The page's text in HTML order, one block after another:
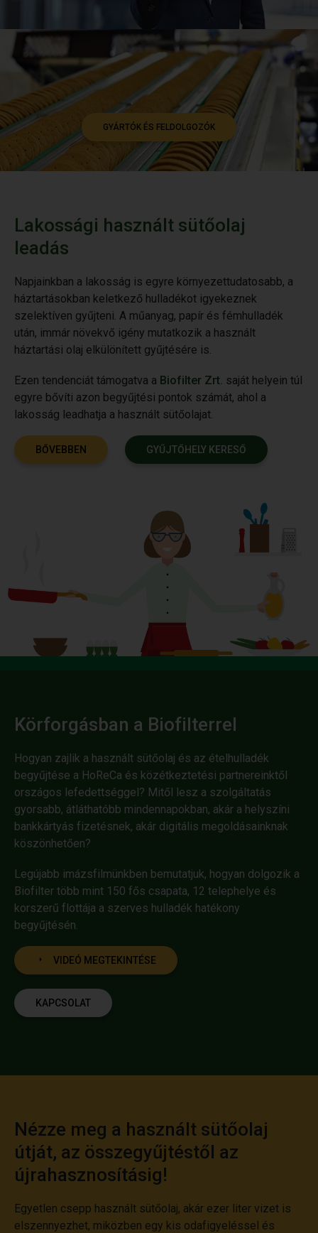
GYÁRTÓK ÉS FELDOLGOZÓK
Lakossági használt sütőolaj
leadás
Napjainkban a lakosság is egyre környezettudatosabb, a
háztartásokban keletkező hulladékot igyekeznek
szelektíven gyűjteni. A műanyag, papír és fémhulladék
után, immár növekvő igény mutatkozik a használt
háztartási olaj elkülönített gyűjtésére is.
Ezen tendenciát támogatva a Biofilter Zrt. saját helyein túl
egyre bővíti azon begyűjtési pontok számát, ahol a
lakosság leadhatja a használt sütőolajat.
BŐVEBBEN GYŰJTŐHELY KERESŐ
Körforgásban a Biofilterrel
Hogyan zajlik a használt sütőolaj és az ételhulladék
begyűjtése a HoReCa és közétkeztetési partnereinktől
országos lefedettséggel? Mitől lesz a szolgáltatás
gyorsabb, átláthatóbb mindennapokban, akár a helyszíni
bankkártyás fizetésnek, akár digitális megoldásainknak
köszönhetően?
Legújabb imázsfilmünkben bemutatjuk, hogyan dolgozik a
Biofilter több mint 150 fős csapata, 12 telephelye és
korszerű flottája a szerves hulladék hatékony
begyűjtésén.
VIDEÓ MEGTEKINTÉSE
KAPCSOLAT
Nézze meg a használt sütőolaj
útját, az összegyűjtéstől az
újrahasznosításig!
Egyetlen csepp használt sütőolaj, akár ezer liter vizet is
elszennyezhet, miközben egy kis odafigyeléssel és